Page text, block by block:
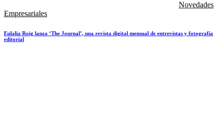
Novedades
Empresariales
Eulalia Roig lanza ‘The Journal’, una revista digital mensual de entrevistas y fotografía
editorial